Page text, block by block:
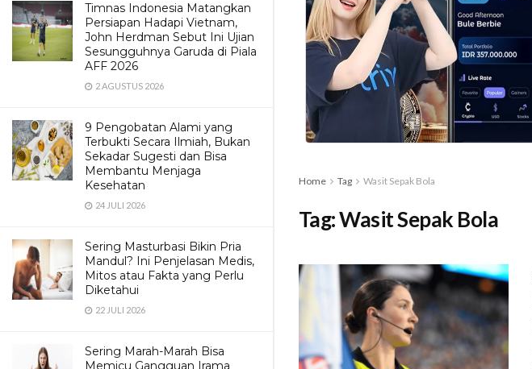
Timnas Indonesia Matangkan
Persiapan Hadapi Vietnam,
John Herdman Sebut Ini Ujian
Sesungguhnya Garuda di Piala
AFF 2026
2 AGUSTUS 2026
9 Pengobatan Alami yang
Terbukti Secara Ilmiah, Bukan
Sekadar Sugesti dan Bisa
Membantu Menjaga
Kesehatan
24 JULI 2026
Sering Masturbasi Bikin Pria
Mandul? Ini Penjelasan Medis,
Mitos atau Fakta yang Perlu
Diketahui
22 JULI 2026
Sering Marah-Marah Bisa
Memicu Gangguan Irama
Home Tag Wasit Sepak Bola
Tag:Wasit Sepak Bola